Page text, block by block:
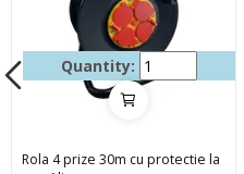
Quantity:
Rola 4 prize 30m cu protectie la